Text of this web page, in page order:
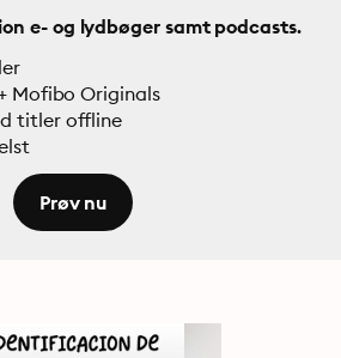
e- og lydbøger samt podcasts.
Mofibo Originals
titler offline
Prøv nu